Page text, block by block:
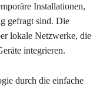
Installationen,
gefragt sind. Die
lokale Netzwerke, die
integrieren.
durch die einfache